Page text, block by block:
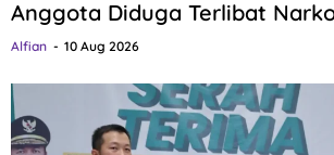
Anggota Diduga Terlibat
Alfian 10 Aug 2026